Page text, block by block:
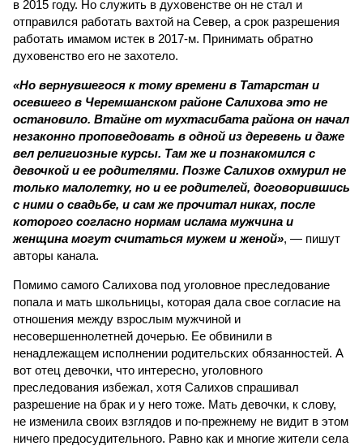
в 2015 году. Но служить в духовенстве он не стал и
отправился работать вахтой на Север, а срок разрешения
работать имамом истек в 2017-м. Принимать обратно
духовенство его не захотело.
«Но вернувшегося к тому времени в Татарстан и
осевшего в Черемшанском районе Салихова это не
остановило. Втайне от мухтасибата района он начал
незаконно проповедовать в одной из деревень и даже
вел религиозные курсы. Там же и познакомился с
девочкой и ее родителями. Позже Салихов охмурил не
только малолетку, но и ее родителей, договорившись
с ними о свадьбе, и сам же прочитал никах, после
которого согласно нормам ислама мужчина и
женщина могут считаться мужем и женой», — пишут
авторы канала.
Помимо самого Салихова под уголовное преследование
попала и мать школьницы, которая дала свое согласие на
отношения между взрослым мужчиной и
несовершеннолетней дочерью. Ее обвинили в
ненадлежащем исполнении родительских обязанностей. А
вот отец девочки, что интересно, уголовного
преследования избежал, хотя Салихов спрашивал
разрешение на брак и у него тоже. Мать девочки, к слову,
не изменила своих взглядов и по-прежнему не видит в этом
ничего предосудительного. Равно как и многие жители села